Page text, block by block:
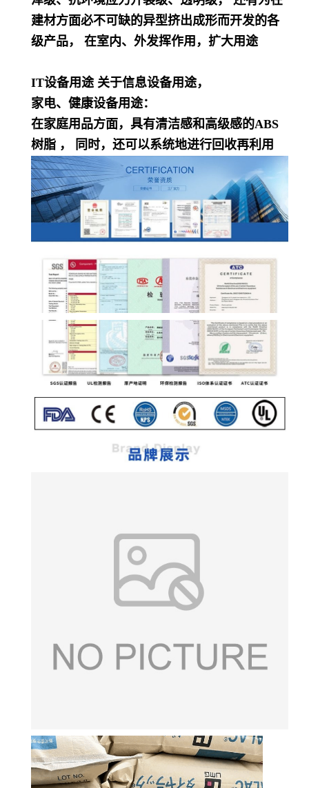
建材方面必不可缺的异型挤出成形而开发的各
级产品， 在室内、外发挥作用，扩大用途
IT设备用途 关于信息设备用途，
家电、健康设备用途：
在家庭用品方面，具有清洁感和高级感的ABS
树脂 ， 同时，还可以系统地进行回收再利用